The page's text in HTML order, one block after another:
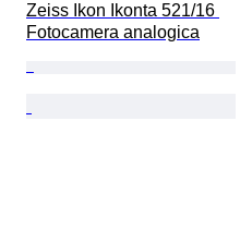
Zeiss Ikon Ikonta 521/16
Fotocamera analogica